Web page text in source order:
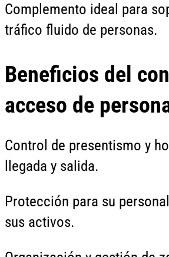
Complemento ideal para
tráfico fluido de personas.
Beneficios del
acceso de
Control de presentismo y
llegada y salida.
Protección para su
sus activos.